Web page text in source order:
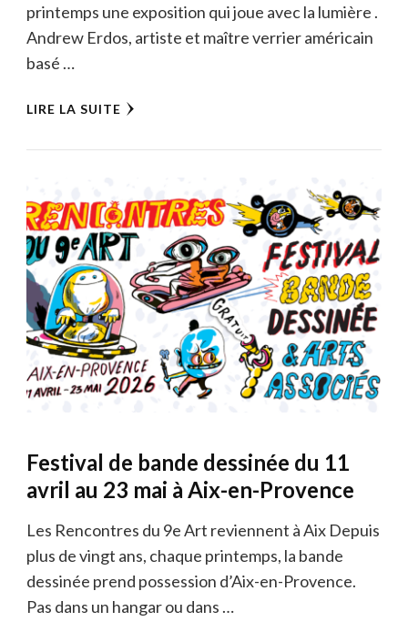
printemps une exposition qui joue avec la lumière .
Andrew Erdos, artiste et maître verrier américain
basé …
LIRE LA SUITE
Festival de bande dessinée du 11
avril au 23 mai à Aix-en-Provence
Les Rencontres du 9e Art reviennent à Aix Depuis
plus de vingt ans, chaque printemps, la bande
dessinée prend possession d’Aix-en-Provence.
Pas dans un hangar ou dans …